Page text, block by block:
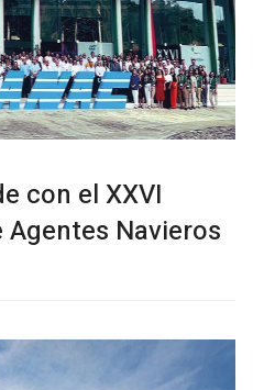
con el XXVI
Agentes Navieros